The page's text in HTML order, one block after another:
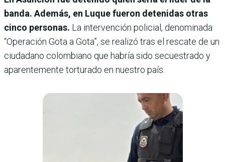
banda. Además, en Luque fueron detenidas otras
cinco personas. La intervención policial, denominada
“Operación Gota a Gota”, se realizó tras el rescate de un
ciudadano colombiano que habría sido secuestrado y
aparentemente torturado en nuestro país.